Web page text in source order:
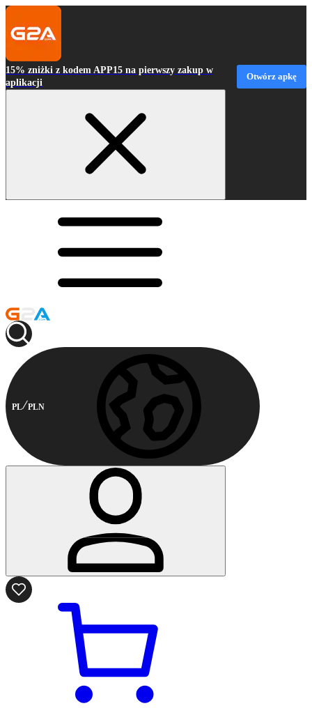
15% zniżki z kodem APP15 na pierwszy zakup w
aplikacji
Otwórz apkę
PL PLN